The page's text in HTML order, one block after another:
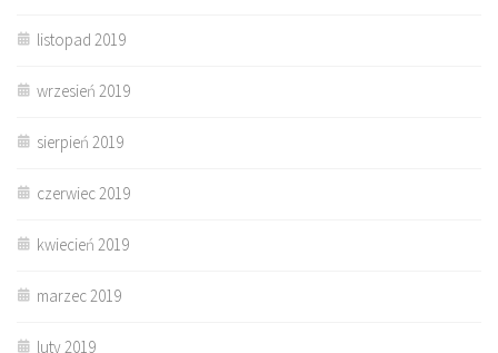
listopad 2019
wrzesień 2019
sierpień 2019
czerwiec 2019
kwiecień 2019
marzec 2019
luty 2019